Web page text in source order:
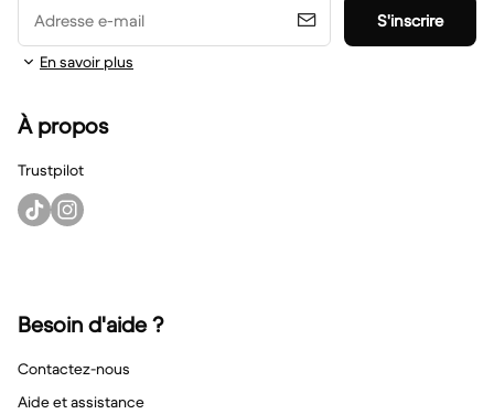
Adresse e-mail S'inscrire
En savoir plus
À propos
Trustpilot
Besoin d'aide ?
Contactez-nous
Aide et assistance